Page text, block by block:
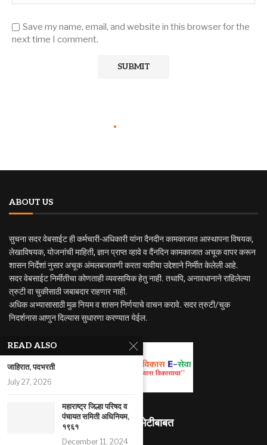
Save my name, email, and website in this browser for the
next time I comment.
ABOUT US
सुचना सदर वेबसाईट ही कर्मचारी-अधिकारी यांना दैनदीन कामकाजात आस्थापना विषयक,
लेखाविषयक, योजनांची माहिती, ज्ञान प्राप्त व्हावे व दैंनदिन कामकाजात अचूक वापर करून
शासन निर्देशां नुसार अचूक अंमलबजावणी करता यावीया उद्देशाने निर्मीत केलेली आहे.
सदर वेबसाईट निर्मीतीचा कोणताही व्यवसायिक हेतु नाही. तथापि, अनावधानाने राहिलेल्या
त्रुटी वा चुकीसाठी जबाबदार राहणार नाही.
अधिक अभ्यासासाठी मुळ नियम व शासन निर्णयाचे वाचन करावे. सदर त्रुटी/चुक
निदर्शनास आणुन दिल्यास सुधारणा करण्यात येईल.
माहितीस्थळ भेटीबाबत
READ ALSO
जाहिरात, पदभरती
July 27, 2026
महाराष्ट्र जिल्हा परिषद व
पंचायत समिती अधिनियम,
१९६१
December 11, 2024